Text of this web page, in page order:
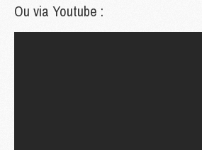
Ou via Youtube :